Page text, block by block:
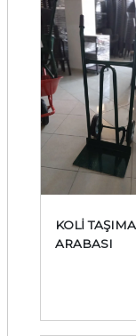
KOLİ TAŞIMA
ARABASI